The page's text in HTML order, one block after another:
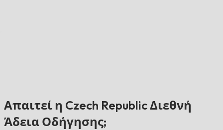
Απαιτεί η Czech Republic Διεθνή
Άδεια Οδήγησης;